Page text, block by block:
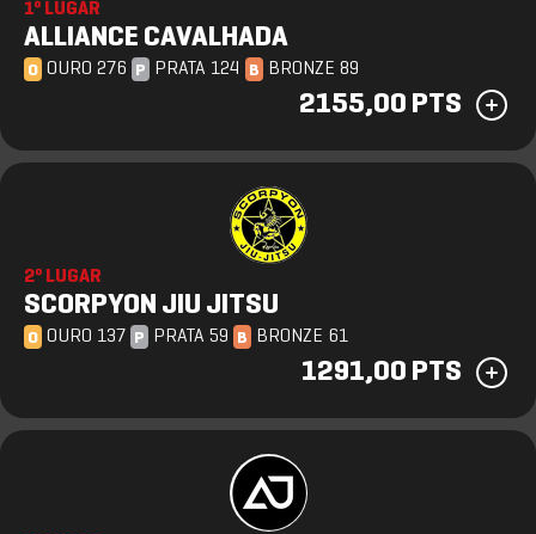
1º LUGAR
ALLIANCE CAVALHADA
O OURO 276 P PRATA 124 B BRONZE 89
2155,00 PTS
2º LUGAR
SCORPYON JIU JITSU
O OURO 137 P PRATA 59 B BRONZE 61
1291,00 PTS